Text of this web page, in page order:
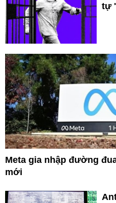
tự
Meta gia nhập đường
mới